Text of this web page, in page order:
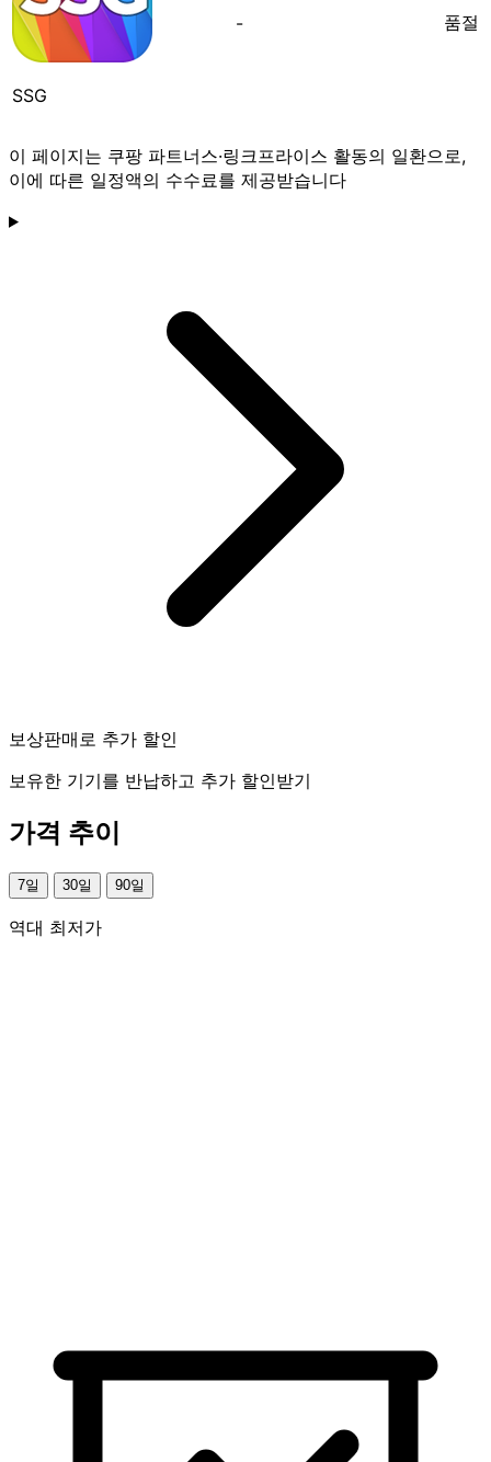
SSG
- 품절
이 페이지는 쿠팡 파트너스·링크프라이스 활동의 일환으로,
이에 따른 일정액의 수수료를 제공받습니다
보상판매로 추가 할인
보유한 기기를 반납하고 추가 할인받기
가격 추이
7일 30일 90일
역대 최저가